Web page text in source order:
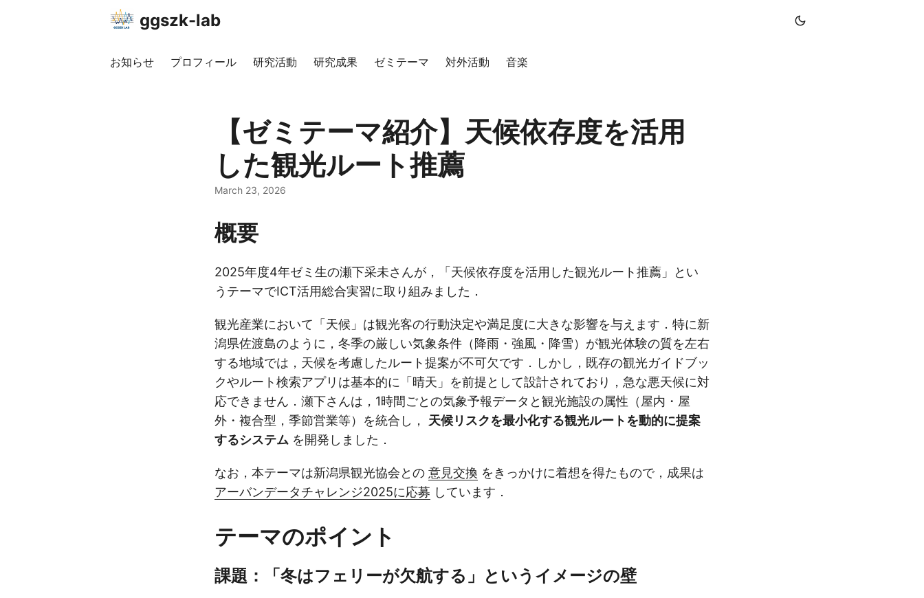
ggszk-lab
お知らせ プロフィール 研究活動 研究成果 ゼミテーマ 対外活動 音楽
【ゼミテーマ紹介】天候依存度を活用
した観光ルート推薦
March 23, 2026
概要
2025年度4年ゼミ生の瀬下采未さんが，「天候依存度を活用した観光ルート推薦」とい
うテーマでICT活用総合実習に取り組みました．
観光産業において「天候」は観光客の行動決定や満足度に大きな影響を与えます．特に新
潟県佐渡島のように，冬季の厳しい気象条件（降雨・強風・降雪）が観光体験の質を左右
する地域では，天候を考慮したルート提案が不可欠です．しかし，既存の観光ガイドブッ
クやルート検索アプリは基本的に「晴天」を前提として設計されており，急な悪天候に対
応できません．瀬下さんは，1時間ごとの気象予報データと観光施設の属性（屋内・屋
外・複合型，季節営業等）を統合し， 天候リスクを最小化する観光ルートを動的に提案
するシステム を開発しました．
なお，本テーマは新潟県観光協会との 意見交換 をきっかけに着想を得たもので，成果は
アーバンデータチャレンジ2025に応募 しています．
テーマのポイント
課題：「冬はフェリーが欠航する」というイメージの壁